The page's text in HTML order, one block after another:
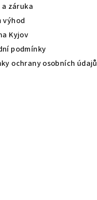
záruka
výhod
Kyjov
podmínky
ochrany osobních údajů